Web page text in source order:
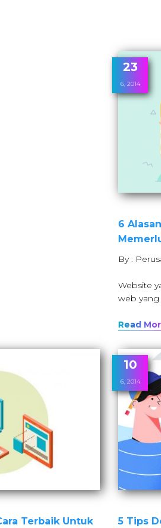
23
6, 2014
6
By :
Website
web yang
Read
Terbaik Untuk
10
6, 2014
5 Tips